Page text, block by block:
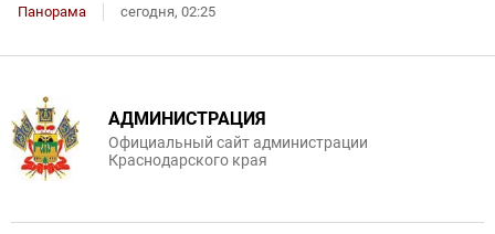
Панорама сегодня, 02:25
АДМИНИСТРАЦИЯ
Официальный сайт администрации
Краснодарского края